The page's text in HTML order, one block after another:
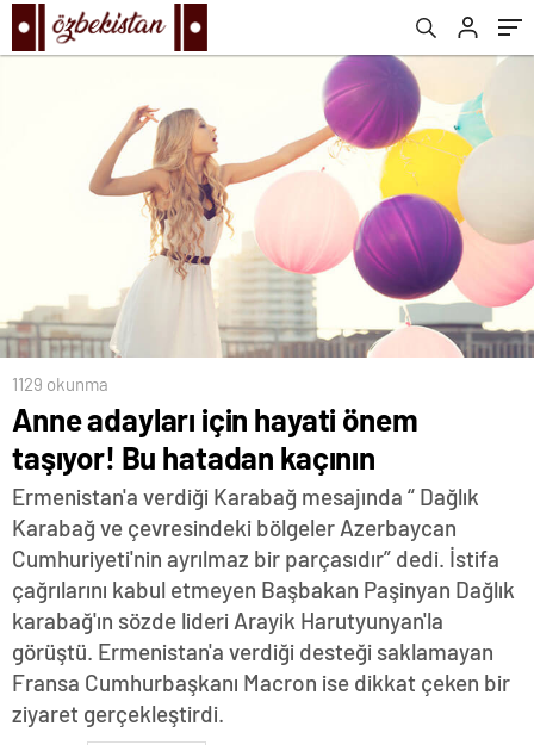
1129 okunma
Anne adayları için hayati önem
taşıyor! Bu hatadan kaçının
Ermenistan'a verdiği Karabağ mesajında “ Dağlık
Karabağ ve çevresindeki bölgeler Azerbaycan
Cumhuriyeti'nin ayrılmaz bir parçasıdır” dedi. İstifa
çağrılarını kabul etmeyen Başbakan Paşinyan Dağlık
karabağ'ın sözde lideri Arayik Harutyunyan'la
görüştü. Ermenistan'a verdiği desteği saklamayan
Fransa Cumhurbaşkanı Macron ise dikkat çeken bir
ziyaret gerçekleştirdi.